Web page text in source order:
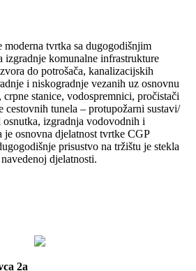
moderna tvrtka sa dugogodišnjim
izgradnje komunalne infrastrukture
do potrošača, kanalizacijskih
i niskogradnje vezanih uz osnovnu
stanice, vodospremnici, pročistači
cestovnih tunela – protupožarni sustavi/
osnutka, izgradnja vodovodnih i
osnovna djelatnost tvrtke CGP
prisustvo na tržištu je stekla
djelatnosti.
2a